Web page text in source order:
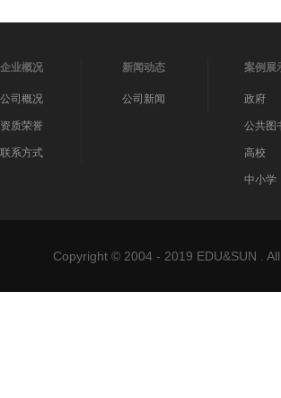
企业概况
公司概况
资质荣誉
联系方式
新闻动态
公司新闻
案例展
政府
公共图
高校
中小学
Copyright © 2004 - 2019 EDU&SUN .